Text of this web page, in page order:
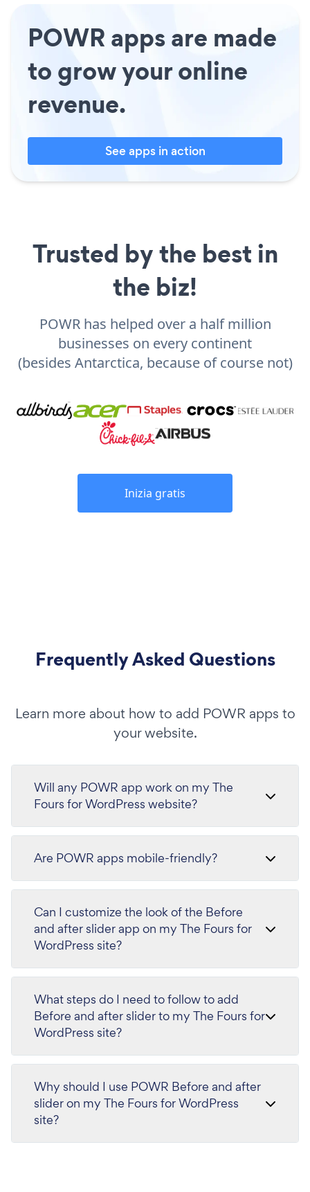
POWR apps are made
to grow your online
revenue.
See apps in action
Trusted by the best in
the biz!
POWR has helped over a half million
businesses on every continent
(besides Antarctica, because of course not)
Inizia gratis
Frequently Asked Questions
Learn more about how to add POWR apps to
your website.
Will any POWR app work on my The
Fours for WordPress website?
Are POWR apps mobile-friendly?
Can I customize the look of the Before
and after slider app on my The Fours for
WordPress site?
What steps do I need to follow to add
Before and after slider to my The Fours for
WordPress site?
Why should I use POWR Before and after
slider on my The Fours for WordPress
site?